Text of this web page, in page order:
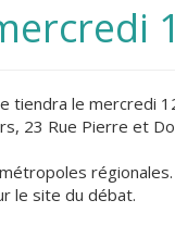
tiendra le mercredi
23 Rue Pierre et
régionales.
le site du débat.